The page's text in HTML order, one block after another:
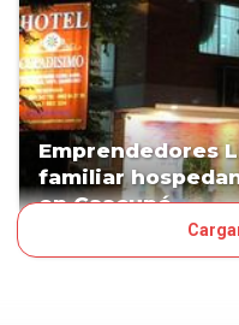
Emprendedores
familiar
en Caacupé